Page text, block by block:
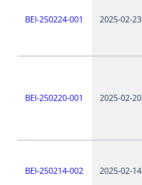
BEI-250224-001 2025-02-23
BEI-250220-001 2025-02-20
BEI-250214-002 2025-02-14